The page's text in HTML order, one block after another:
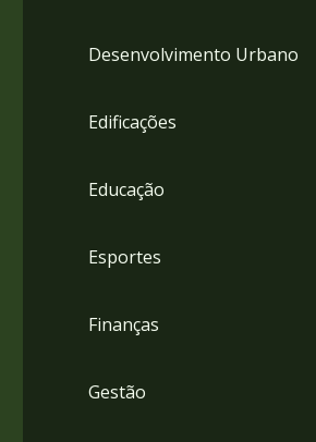
Desenvolvimento Urbano
Edificações
Educação
Esportes
Finanças
Gestão